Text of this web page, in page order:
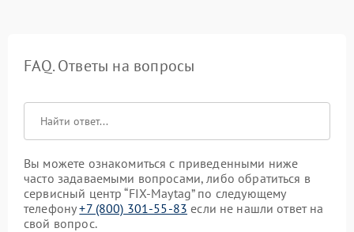
FAQ. Ответы на вопросы
Вы можете ознакомиться с приведенными ниже
часто задаваемыми вопросами, либо обратиться в
сервисный центр “FIX-Maytag” по следующему
телефону+7 (800) 301-55-83 если не нашли ответ на
свой вопрос.